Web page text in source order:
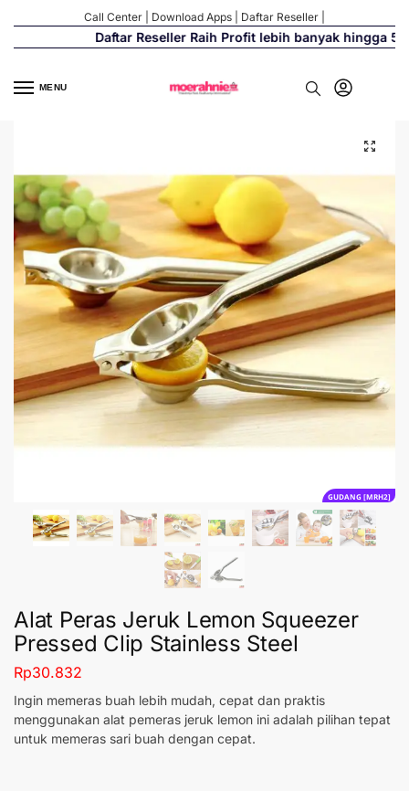
Call Center Download Apps Daftar Reseller
Daftar Reseller Raih Profit lebih banyak hingga 500%
MENU
GUDANG [MRH2]
Alat Peras Jeruk Lemon Squeezer
Pressed Clip Stainless Steel
Rp30.832
Ingin memeras buah lebih mudah, cepat dan praktis
menggunakan alat pemeras jeruk lemon ini adalah pilihan tepat
untuk memeras sari buah dengan cepat.